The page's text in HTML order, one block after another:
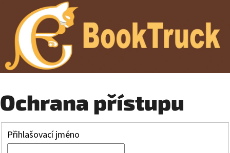
Ochrana přístupu
Přihlašovací jméno